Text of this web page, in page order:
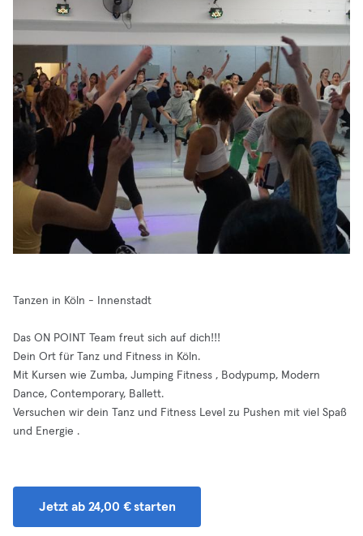
Tanzen in Köln - Innenstadt
Das ON POINT Team freut sich auf dich!!!
Dein Ort für Tanz und Fitness in Köln.
Mit Kursen wie Zumba, Jumping Fitness , Bodypump, Modern
Dance, Contemporary, Ballett.
Versuchen wir dein Tanz und Fitness Level zu Pushen mit viel Spaß
und Energie .
Jetzt ab 24,00 € starten